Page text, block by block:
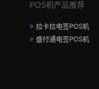
POS机产品推荐
拉卡拉电签POS机
盛付通电签POS机